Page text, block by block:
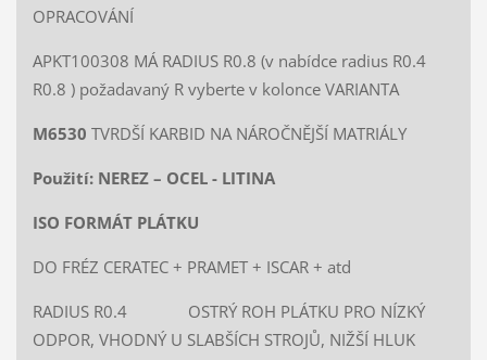
OPRACOVÁNÍ
APKT100308 MÁ RADIUS R0.8 (v nabídce radius R0.4
R0.8 ) požadavaný R vyberte v kolonce VARIANTA
M6530 TVRDŠÍ KARBID NA NÁROČNĚJŠÍ MATRIÁLY
Použití: NEREZ – OCEL - LITINA
ISO FORMÁT PLÁTKU
DO FRÉZ CERATEC + PRAMET + ISCAR + atd
RADIUS R0.4 OSTRÝ ROH PLÁTKU PRO NÍZKÝ
ODPOR, VHODNÝ U SLABŠÍCH STROJŮ, NIŽŠÍ HLUK